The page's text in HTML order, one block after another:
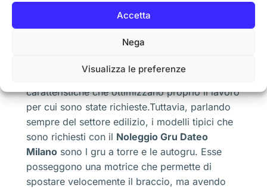
Accetta
Nega
Visualizza le preferenze
Molti non le conoscono perché alcune sono di
grandi dimensioni e usate esclusivamente per
pesanti, quindi vendiamo che si hanno molte
caratteristiche che ottimizzano proprio il lavoro
per cui sono state richieste.Tuttavia, parlando
sempre del settore edilizio, i modelli tipici che
sono richiesti con il Noleggio Gru Dateo
Milano sono l gru a torre e le autogru. Esse
posseggono una motrice che permette di
spostare velocemente il braccio, ma avendo